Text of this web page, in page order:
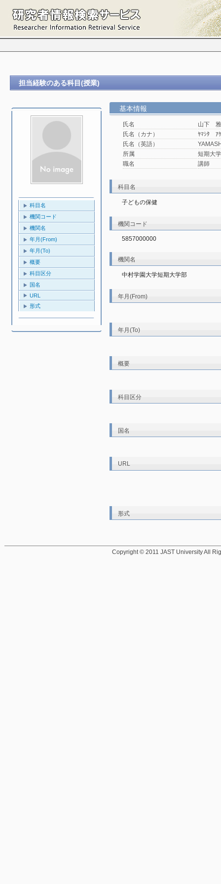
担当経験のある科目(授業)
科目名
機関コード
機関名
年月(From)
年月(To)
概要
科目区分
国名
URL
形式
基本情報
氏名
山下
氏名（カナ）
ﾔﾏｼﾀ ｱ
氏名（英語）
所属
短期大
職名
講師
科目名
子どもの保健
機関コード
5857000000
機関名
中村学園大学短期大学部
年月(From)
年月(To)
概要
科目区分
国名
URL
形式